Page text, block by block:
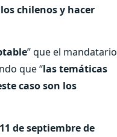
chilenos y hacer
” que el mandatario
que “las temáticas
caso son los
de septiembre de